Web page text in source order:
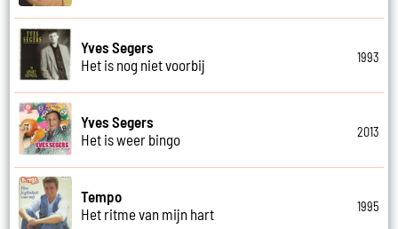
Yves Segers
Het is nog niet voorbij
1993
Yves Segers
Het is weer bingo
2013
Tempo
Het ritme van mijn hart
1995